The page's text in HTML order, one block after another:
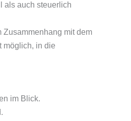
als auch steuerlich
mit dem
möglich, in die
im Blick.